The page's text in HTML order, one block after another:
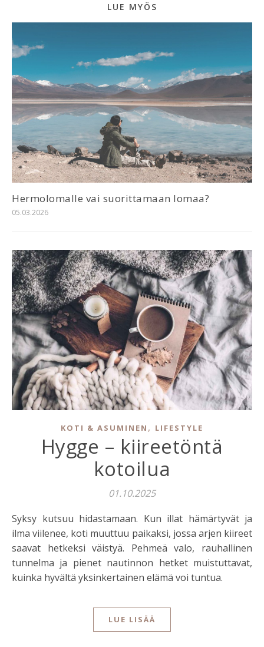
LUE MYÖS
Hermolomalle vai suorittamaan lomaa?
05.03.2026
KOTI & ASUMINEN , LIFESTYLE
Hygge – kiireetöntä
kotoilua
01.10.2025
Syksy kutsuu hidastamaan. Kun illat hämärtyvät ja
ilma viilenee, koti muuttuu paikaksi, jossa arjen kiireet
saavat hetkeksi väistyä. Pehmeä valo, rauhallinen
tunnelma ja pienet nautinnon hetket muistuttavat,
kuinka hyvältä yksinkertainen elämä voi tuntua.
LUE LISÄÄ